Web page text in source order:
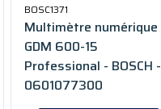
BOSC1371
Multimètre numérique
GDM 600-15
Professional - BOSCH -
0601077300